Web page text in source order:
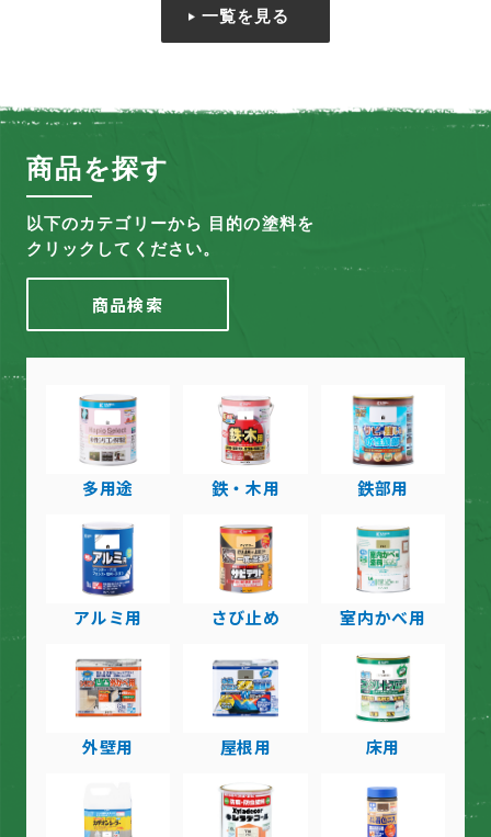
一覧を見る
商品を探す
以下のカテゴリーから 目的の塗料を
クリックしてください。
商品検索
多用途 鉄・木用 鉄部用
アルミ用 さび止め 室内かべ用
外壁用 屋根用 床用